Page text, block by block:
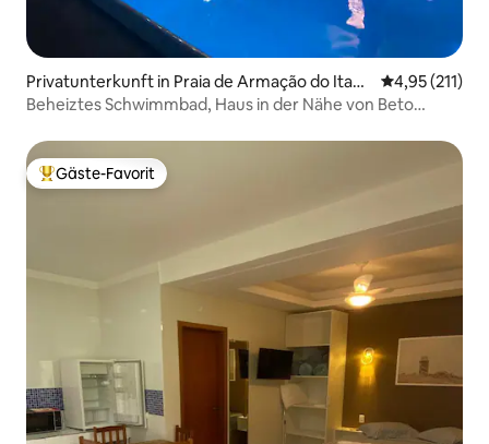
Privatunterkunft in Praia de Armação do Itapo
corói
4,95 (211)
Beheiztes Schwimmbad, Haus in der Nähe von Beto
Beliebter Gäste-Favorit.
Gäste-Favorit